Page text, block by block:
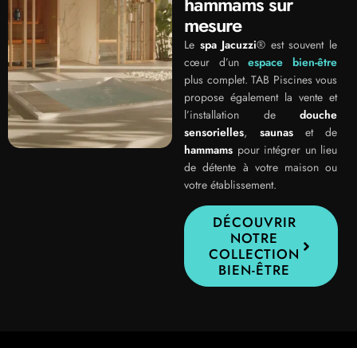
mesure
Le spa Jacuzzi® est souvent le
cœur d’un espace bien-être
plus complet. TAB Piscines vous
propose également la vente et
l’installation de douche
sensorielles, saunaset de
hammams pour intégrer un lieu
de détente à votre maison ou
votre établissement.
DÉCOUVRIR
NOTRE
COLLECTION
BIEN-ÊTRE